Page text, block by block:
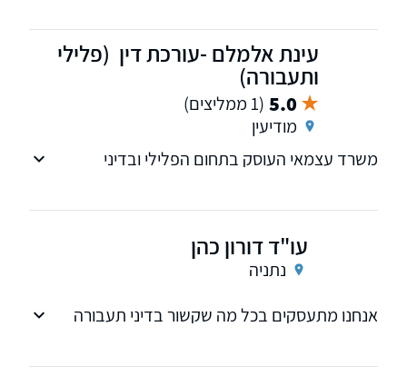
עינת אלמלם -עורכת דין (פלילי
ותעבורה)
5.0 (1 ממליצים)
מודיעין
משרד עצמאי העוסק בתחום הפלילי ובדיני
השפעת אלכוהול ונהיגה בפסילה וליווי ההליך על
כל המשתמע מכך.
עו"ד דורון כהן
נתניה
אנחנו מתעסקים בכל מה שקשור בדיני תעבורה